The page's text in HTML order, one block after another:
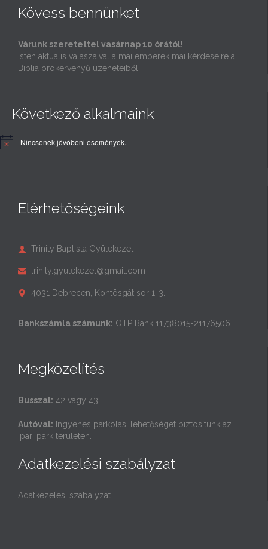
Kövess bennünket
Várunk szeretettel vasárnap 10 órától!
Isten aktuális válaszaival a mai emberek mai kérdéseire a
Biblia örökérvényű üzeneteiből!
Következő alkalmaink
Nincsenek jövőbeni események.
Elérhetőségeink
 Trinity Baptista Gyülekezet
 trinity.gyulekezet@gmail.com
 4031 Debrecen, Köntösgát sor 1-3.
Bankszámla számunk: OTP Bank 11738015-21176506
Megközelítés
Busszal: 42 vagy 43
Autóval: Ingyenes parkolási lehetőséget biztosítunk az
ipari park területén.
Adatkezelési szabályzat
Adatkezelési szabályzat